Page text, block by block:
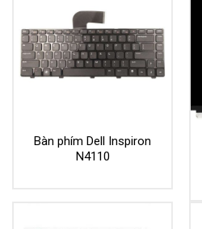
Bàn phím Dell Inspiron
N4110